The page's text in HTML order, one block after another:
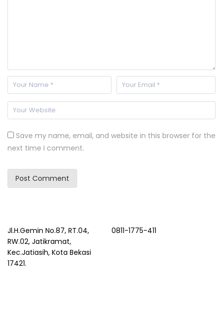
Save my name, email, and website in this browser for the
next time I comment.
Jl.H.Gemin No.87, RT.04,
RW.02, Jatikramat,
Kec.Jatiasih, Kota Bekasi
17421.
0811-1775-411